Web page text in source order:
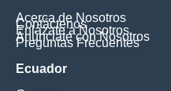
Acerca de Nosotros
Contáctenos
Enlázate a Nosotros
Anúnciate con Nosotros
Preguntas Frecuentes
Ecuador